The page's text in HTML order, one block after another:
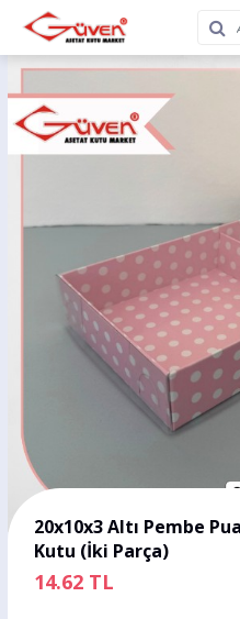
20x10x3 Altı Pembe
Kutu (İki Parça)
14.62 TL